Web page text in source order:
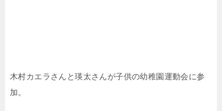
木村カエラさんと瑛太さんが子供の幼稚園運動会に参
加。